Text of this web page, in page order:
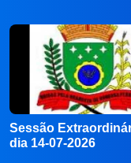
Clique para assistir à